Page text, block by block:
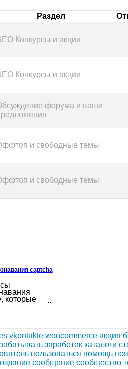
Раздел
Конкурсы и акции
Конкурсы и акции
форума и ваши
и свободные темы
и свободные темы
captcha
которые
vkontakte woocommerce акция
заработок каталоги
пользоваться помощь
сообщение сообщество